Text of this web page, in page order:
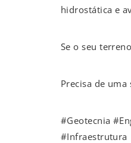
hidrostática e
Se o seu
Precisa de uma
#Geotecnia
#Infraestrutura